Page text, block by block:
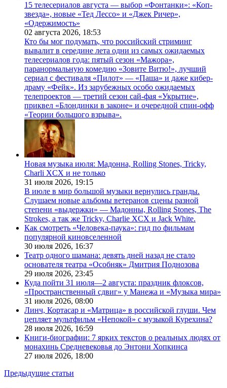
15 телесериалов августа — выбор «Фонтанки»: «Коп-
звезда», новые «Тед Лессо» и «Джек Ричер»,
«Одержимость»
02 августа 2026, 18:53
Кто бы мог подумать, что российский стриминг
вывалит в середине лета одни из самых ожидаемых
телесериалов года: пятый сезон «Мажора»,
паранормальную комедию «Зовите Витю!», лучший
сериал с фестиваля «Пилот» — «Паша» и даже кибер-
драму «Фейк». Из зарубежных особо ожидаемых
телепроектов — третий сезон сай-фая «Укрытие»,
приквел «Блондинки в законе» и очередной спин-офф
«Теории большого взрыва».
Новая музыка июля: Мадонна, Rolling Stones, Tricky,
Charli XCX и не только
31 июля 2026, 19:15
В июле в мир большой музыки вернулись гранды.
Слушаем новые альбомы ветеранов сцены разной
степени «выдержки» — Мадонны, Rolling Stones, The
Strokes, а так же Tricky, Charlie XCX и Jack White.
Как смотреть «Человека-паука»: гид по фильмам
популярной киновселенной
30 июля 2026, 16:37
Театр одного шамана: девять дней назад не стало
основателя театра «Особняк» Дмитрия Поднозова
29 июля 2026, 23:45
Куда пойти 31 июля—2 августа: праздник флоксов,
«Пространственный сдвиг» у Манежа и «Музыка мира»
31 июля 2026, 08:00
Линч, Кортасар и «Матрица» в российской глуши. Чем
цепляет мультфильм «Непокой» с музыкой Курехина?
28 июля 2026, 16:59
Книги-биографии: 7 ярких текстов о реальных людях от
монахинь Средневековья до Энтони Хопкинса
27 июля 2026, 18:00
Предыдущие статьи